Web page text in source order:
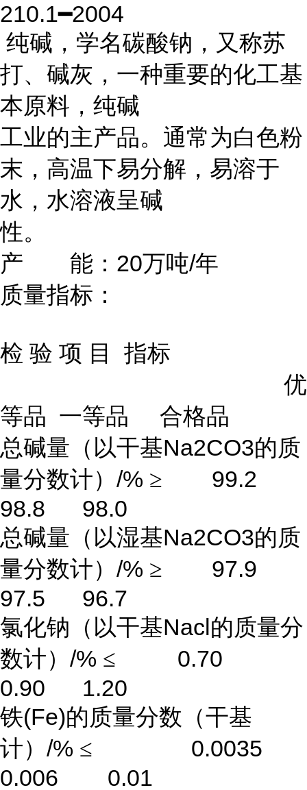
210.1━2004
纯碱，学名碳酸钠，又称苏
打、碱灰，一种重要的化工基
本原料，纯碱
工业的主产品。通常为白色粉
末，高温下易分解，易溶于
水，水溶液呈碱
性。
产 能： 20万吨/年
质量指标：
检 验 项 目
指标
优
等品 一等品
合格品
总碱量（以干基Na2CO3的质
量分数计） /% ≥ 99.2
98.8 98.0
总碱量（以湿基Na2CO3的质
量分数计） /% ≥ 97.9
97.5 96.7
氯化钠（以干基Nacl的质量分
数计） /% ≤ 0.70
0.90 1.20
铁(Fe)的质量分数（干基
计） /% ≤ 0.0035
0.006 0.01